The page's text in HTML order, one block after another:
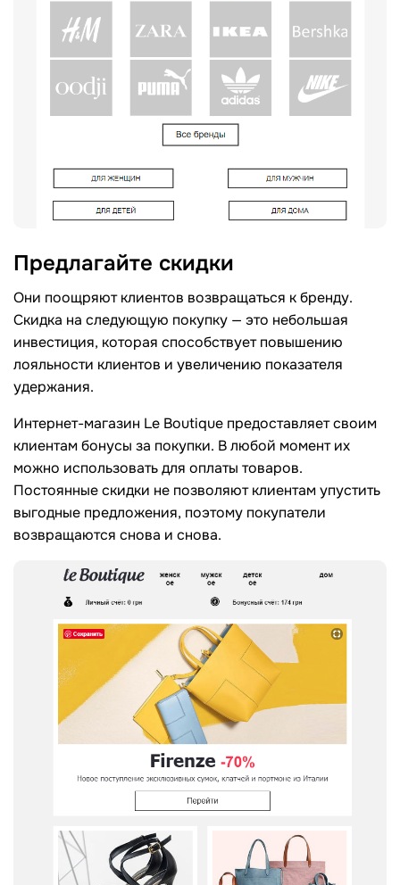
Предлагайте скидки
Они поощряют клиентов возвращаться к бренду.
Скидка на следующую покупку — это небольшая
инвестиция, которая способствует повышению
лояльности клиентов и увеличению показателя
удержания.
Интернет-магазин Le Boutique предоставляет своим
клиентам бонусы за покупки. В любой момент их
можно использовать для оплаты товаров.
Постоянные скидки не позволяют клиентам упустить
выгодные предложения, поэтому покупатели
возвращаются снова и снова.